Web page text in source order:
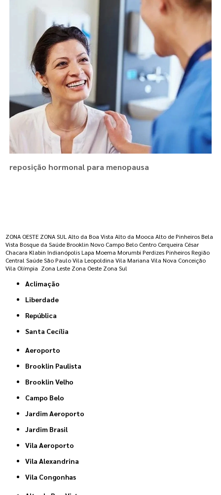
reposição hormonal para menopausa
ZONA OESTE ZONA SUL Alto da Boa Vista Alto da Mooca Alto de Pinheiros Bela
Vista Bosque da Saúde Brooklin Novo Campo Belo Centro Cerqueira César
Chacara Klabin Indianópolis Lapa Moema Morumbi Perdizes Pinheiros Região
Central Saúde São Paulo Vila Leopoldina Vila Mariana Vila Nova Conceição
Vila Olímpia Zona Leste Zona Oeste Zona Sul
Aclimação
Liberdade
República
Santa Cecília
Aeroporto
Brooklin Paulista
Brooklin Velho
Campo Belo
Jardim Aeroporto
Jardim Brasil
Vila Aeroporto
Vila Alexandrina
Vila Congonhas